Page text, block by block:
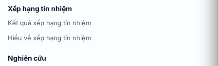
Xếp hạng tín nhiệm
Kết quả xếp hạng tín nhiệm
Hiểu về xếp hạng tín nhiệm
Nghiên cứu